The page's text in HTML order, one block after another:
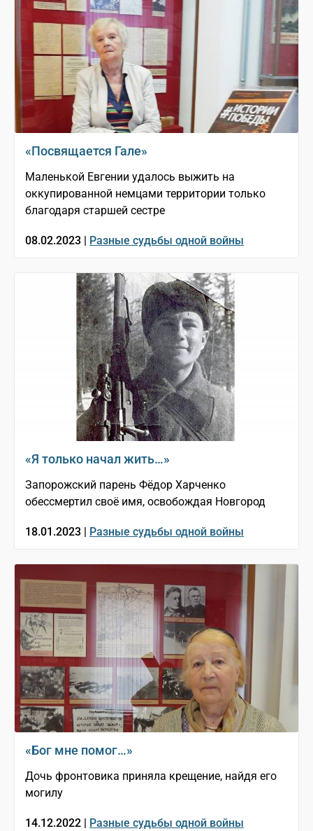
«Посвящается Гале»
Маленькой Евгении удалось выжить на
оккупированной немцами территории только
благодаря старшей сестре
08.02.2023 | Разные судьбы одной войны
«Я только начал жить…»
Запорожский парень Фёдор Харченко
обессмертил своё имя, освобождая Новгород
18.01.2023 | Разные судьбы одной войны
«Бог мне помог…»
Дочь фронтовика приняла крещение, найдя его
могилу
14.12.2022 | Разные судьбы одной войны